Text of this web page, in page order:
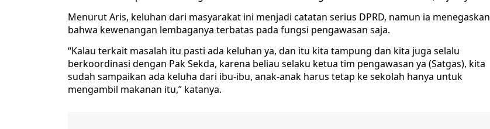
Menurut Aris, keluhan dari masyarakat ini menjadi catatan serius DPRD, namun ia menegaskan
bahwa kewenangan lembaganya terbatas pada fungsi pengawasan saja.
“Kalau terkait masalah itu pasti ada keluhan ya, dan itu kita tampung dan kita juga selalu
berkoordinasi dengan Pak Sekda, karena beliau selaku ketua tim pengawasan ya (Satgas), kita
sudah sampaikan ada keluha dari ibu-ibu, anak-anak harus tetap ke sekolah hanya untuk
mengambil makanan itu,” katanya.